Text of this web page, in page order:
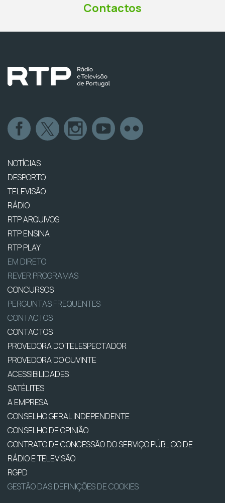
Contactos
NOTÍCIAS
DESPORTO
TELEVISÃO
RÁDIO
RTP ARQUIVOS
RTP ENSINA
RTP PLAY
EM DIRETO
REVER PROGRAMAS
CONCURSOS
PERGUNTAS FREQUENTES
CONTACTOS
CONTACTOS
PROVEDORA DO TELESPECTADOR
PROVEDORA DO OUVINTE
ACESSIBILIDADES
SATÉLITES
A EMPRESA
CONSELHO GERAL INDEPENDENTE
CONSELHO DE OPINIÃO
CONTRATO DE CONCESSÃO DO SERVIÇO PÚBLICO DE
RÁDIO E TELEVISÃO
RGPD
GESTÃO DAS DEFINIÇÕES DE COOKIES